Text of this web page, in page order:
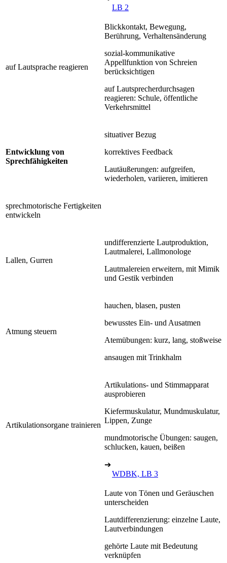
LB 2
auf Lautsprache reagieren
Blickkontakt, Bewegung,
Berührung, Verhaltensänderung
sozial-kommunikative
Appellfunktion von Schreien
berücksichtigen
auf Lautsprecherdurchsagen
reagieren: Schule, öffentliche
Verkehrsmittel
Entwicklung von
Sprechfähigkeiten
situativer Bezug
korrektives Feedback
Lautäußerungen: aufgreifen,
wiederholen, variieren, imitieren
sprechmotorische Fertigkeiten
entwickeln
Lallen, Gurren
undifferenzierte Lautproduktion,
Lautmalerei, Lallmonologe
Lautmalereien erweitern, mit Mimik
und Gestik verbinden
Atmung steuern
hauchen, blasen, pusten
bewusstes Ein- und Ausatmen
Atemübungen: kurz, lang, stoßweise
ansaugen mit Trinkhalm
Artikulationsorgane trainieren
Artikulations- und Stimmapparat
ausprobieren
Kiefermuskulatur, Mundmuskulatur,
Lippen, Zunge
mundmotorische Übungen: saugen,
schlucken, kauen, beißen
➔
WDBK, LB 3
Laute von Tönen und Geräuschen
unterscheiden
Lautdifferenzierung: einzelne Laute,
Lautverbindungen
gehörte Laute mit Bedeutung
verknüpfen